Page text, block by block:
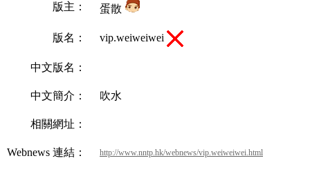
版主： 蛋散
版名： vip.weiweiwei
中文版名：
中文簡介： 吹水
相關網址：
Webnews 連結： http://www.nntp.hk/webnews/vip.weiweiwei.html